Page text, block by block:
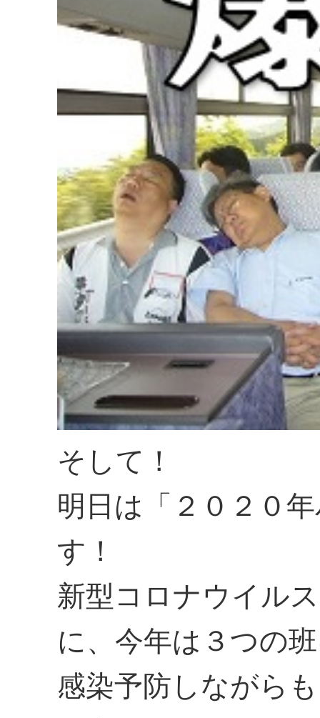
そして！
明日は「２０２０
す！
新型コロナウイル
に、今年は３つの
感染予防しながら